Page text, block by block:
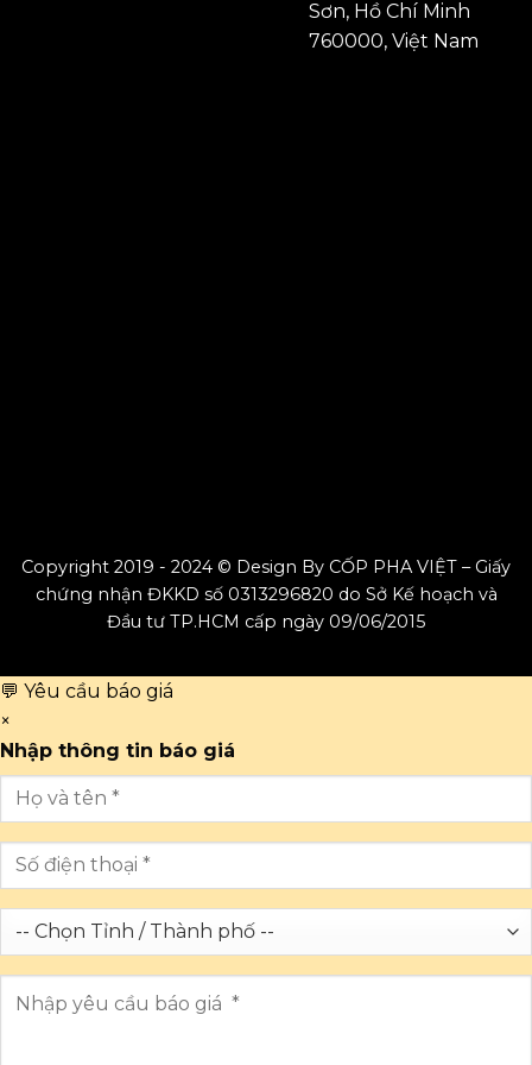
Sơn, Hồ Chí Minh
760000, Việt Nam
Copyright 2019 - 2024 © Design By CỐP PHA VIỆT – Giấy
chứng nhận ĐKKD số 0313296820 do Sở Kế hoạch và
Đầu tư TP.HCM cấp ngày 09/06/2015
💬 Yêu cầu báo giá
×
Nhập thông tin báo giá